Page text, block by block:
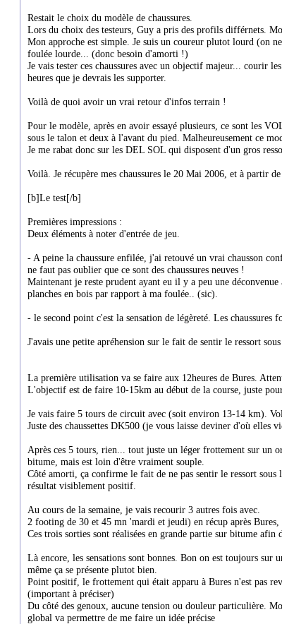
Restait le choix du modèle de chaussures.
Lors du choix des testeurs, Guy a pris des profils différnets.
Mon approche est simple. Je suis un coureur plutot lourd (on
foulée lourde... (donc besoin d'amorti !)
Je vais tester ces chaussures avec un objectif majeur... courir
heures que je devrais les supporter.
Voilà de quoi avoir un vrai retour d'infos terrain !
Pour le modèle, après en avoir essayé plusieurs, ce sont les
sous le talon et deux à l'avant du pied. Malheureusement ce
Je me rabat donc sur les DEL SOL qui disposent d'un gros
Voilà. Je récupère mes chaussures le 20 Mai 2006, et à partir
[b]Le test[/b]
Premières impressions :
Deux éléments à noter d'entrée de jeu.
- A peine la chaussure enfilée, j'ai retouvé un vrai chausson
ne faut pas oublier que ce sont des chaussures neuves !
Maintenant je reste prudent ayant eu il y a peu une
planches en bois par rapport à ma foulée.. (sic).
- le second point c'est la sensation de légèreté. Les chaussures
J'avais une petite apréhension sur le fait de sentir le ressort
La première utilisation va se faire aux 12heures de Bures.
L'objectif est de faire 10-15km au début de la course, juste
Je vais faire 5 tours de circuit avec (soit environ 13-14 km).
Juste des chaussettes DK500 (je vous laisse deviner d'où elles
Après ces 5 tours, rien... tout juste un léger frottement sur un
bitume, mais est loin d'être vraiment souple.
Côté amorti, ça confirme le fait de ne pas sentir le ressort
résultat visiblement positif.
Au cours de la semaine, je vais recourir 3 autres fois avec.
2 footing de 30 et 45 mn 'mardi et jeudi) en récup après
Ces trois sorties sont réalisées en grande partie sur bitume afin
Là encore, les sensations sont bonnes. Bon on est toujours
même ça se présente plutot bien.
Point positif, le frottement qui était apparu à Bures n'est pas
(important à préciser)
Du côté des genoux, aucune tension ou douleur particulière.
global va permettre de me faire un idée précise